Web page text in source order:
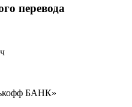
перевода
БАНК»